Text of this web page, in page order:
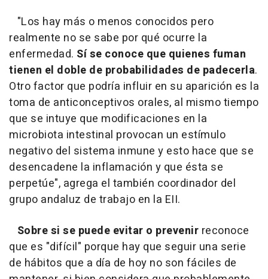
"Los hay más o menos conocidos pero
realmente no se sabe por qué ocurre la
enfermedad. Sí se conoce que quienes fuman
tienen el doble de probabilidades de padecerla.
Otro factor que podría influir en su aparición es la
toma de anticonceptivos orales, al mismo tiempo
que se intuye que modificaciones en la
microbiota intestinal provocan un estímulo
negativo del sistema inmune y esto hace que se
desencadene la inflamación y que ésta se
perpetúe", agrega el también coordinador del
grupo andaluz de trabajo en la EII.
Sobre si se puede evitar o prevenir reconoce
que es "difícil" porque hay que seguir una serie
de hábitos que a día de hoy no son fáciles de